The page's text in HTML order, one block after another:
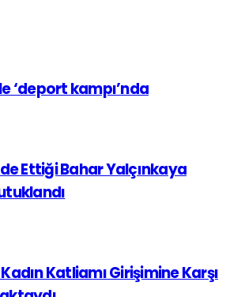
‘deport kampı’nda
Ettiği Bahar Yalçınkaya
Katliamı Girişimine Karşı